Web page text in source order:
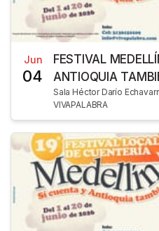
Jun
04
FESTIVAL
ANTIOQUIA
Sala Héctor Darío
VIVAPALABRA